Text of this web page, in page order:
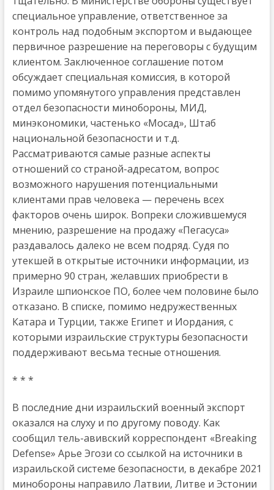
специальное управление, ответственное за
контроль над подобным экспортом и выдающее
первичное разрешение на переговоры с будущим
клиентом. Заключенное соглашение потом
обсуждает специальная комиссия, в которой
помимо упомянутого управления представлен
отдел безопасности минобороны, МИД,
минэкономики, частенько «Мосад», Штаб
национальной безопасности и т.д.
Рассматриваются самые разные аспекты
отношений со страной-адресатом, вопрос
возможного нарушения потенциальными
клиентами прав человека — перечень всех
факторов очень широк. Вопреки сложившемуся
мнению, разрешение на продажу «Пегасуса»
раздавалось далеко не всем подряд. Судя по
утекшей в открытые источники информации, из
примерно 90 стран, желавших приобрести в
Израиле шпионское ПО, более чем половине было
отказано. В списке, помимо недружественных
Катара и Турции, также Египет и Иордания, с
которыми израильские структуры безопасности
поддерживают весьма тесные отношения.
* * *
В последние дни израильский военный экспорт
оказался на слуху и по другому поводу. Как
сообщил тель-авивский корреспондент «Breaking
Defense» Арье Эгози со ссылкой на источники в
израильской системе безопасности, в декабре 2021
минобороны направило Латвии, Литве и Эстонии